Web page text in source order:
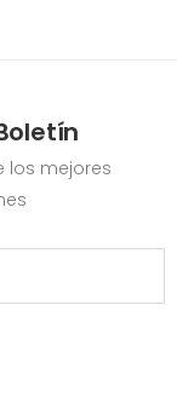
los mejores